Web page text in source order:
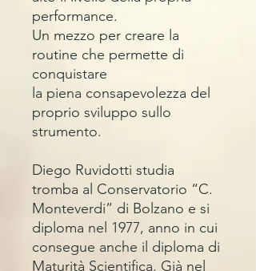
performance.
Un mezzo per creare la
routine che permette di
conquistare
la piena consapevolezza del
proprio sviluppo sullo
strumento.
Diego Ruvidotti studia
tromba al Conservatorio “C.
Monteverdi” di Bolzano e si
diploma nel 1977, anno in cui
consegue anche il diploma di
Maturità Scientifica. Già nel